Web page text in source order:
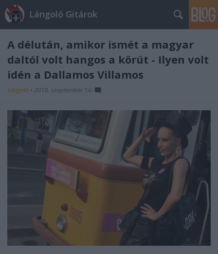
Lángoló Gitárok
A délután, amikor ismét a magyar
daltól volt hangos a körút - Ilyen volt
idén a Dallamos Villamos
Lángoló • 2018. szeptember 14.